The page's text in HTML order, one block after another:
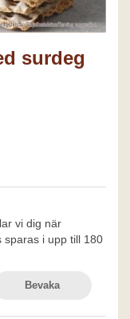
surdeg
vi dig när
sparas i upp till 180
Bevaka